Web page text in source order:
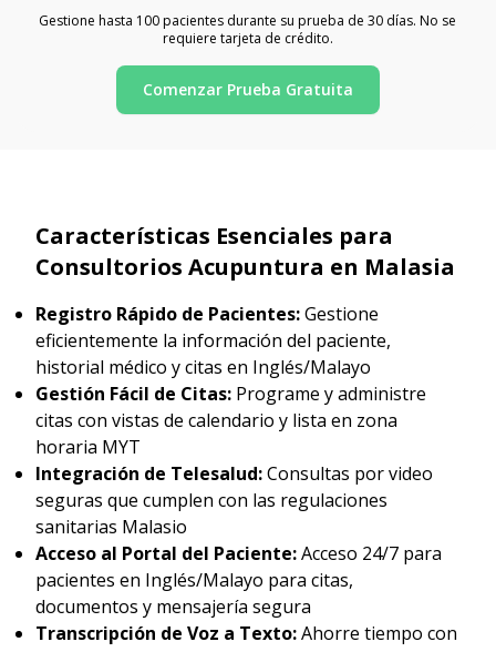
Gestione hasta 100 pacientes durante su prueba de 30 días. No se
requiere tarjeta de crédito.
Comenzar Prueba Gratuita
Características Esenciales para
Consultorios Acupuntura en Malasia
Registro Rápido de Pacientes:Gestione
eficientemente la información del paciente,
historial médico y citas en Inglés/Malayo
Gestión Fácil de Citas: Programe y administre
citas con vistas de calendario y lista en zona
horaria MYT
Integración de Telesalud:Consultas por video
seguras que cumplen con las regulaciones
sanitarias Malasio
Acceso al Portal del Paciente:Acceso 24/7 para
pacientes en Inglés/Malayo para citas,
documentos y mensajería segura
Transcripción de Voz a Texto:Ahorre tiempo con